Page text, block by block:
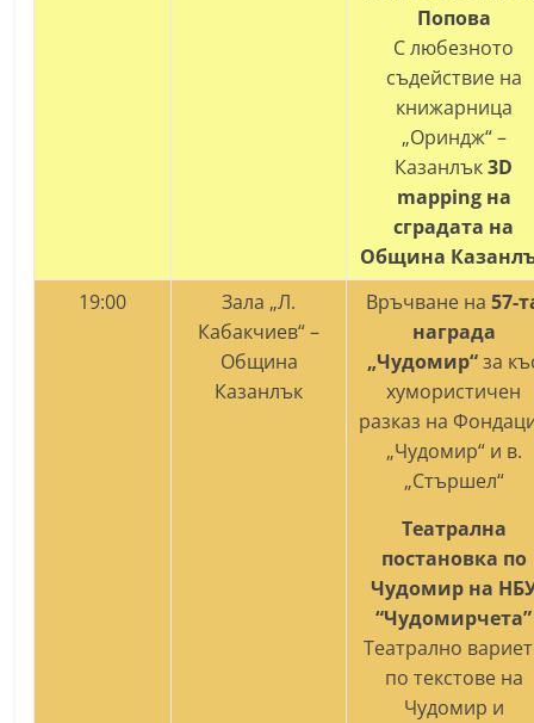
Попова
С любезното
съдействие на
книжарница
„Ориндж“ –
Казанлък 3D
mapping на
сградата на
Община
19:00
Зала „Л.
Кабакчиев“ –
Община
Казанлък
Връчване на 57-
награда
„Чудомир“за
хумористичен
разказ на
„Чудомир“ и в.
„Стършел“
Театрална
постановка по
Чудомир на
“Чудомирчета”
Театрално
по текстове на
Чудомир и